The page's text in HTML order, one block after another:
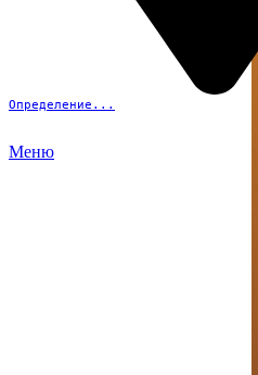
Определение...
Меню